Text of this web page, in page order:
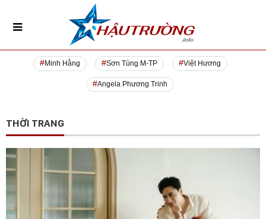
Minh Hằng Sơn Tùng M-TP Việt Hương
Angela Phương Trinh
THỜI TRANG